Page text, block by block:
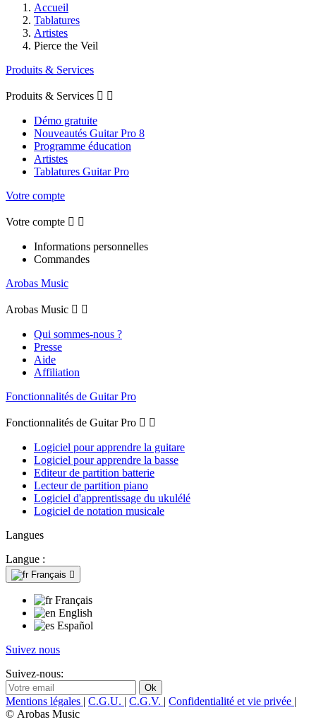
Accueil
Tablatures
Artistes
Pierce the Veil
Produits & Services
Produits & Services  
Démo gratuite
Nouveautés Guitar Pro 8
Programme éducation
Artistes
Tablatures Guitar Pro
Votre compte
Votre compte  
Informations personnelles
Commandes
Arobas Music
Arobas Music  
Qui sommes-nous ?
Presse
Aide
Affiliation
Fonctionnalités de Guitar Pro
Fonctionnalités de Guitar Pro  
Logiciel pour apprendre la guitare
Logiciel pour apprendre la basse
Editeur de partition batterie
Lecteur de partition piano
Logiciel d'apprentissage du ukulélé
Logiciel de notation musicale
Langues
Langue :
Français 
Français
English
Español
Suivez nous
Suivez-nous:
Mentions légales | C.G.U. | C.G.V. | Confidentialité et vie privée |
© Arobas Music